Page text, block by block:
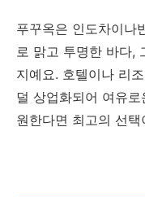
푸꾸옥은 인도차이나
로 맑고 투명한 바다,
지예요. 호텔이나 리
덜 상업화되어 여유
원한다면 최고의 선택